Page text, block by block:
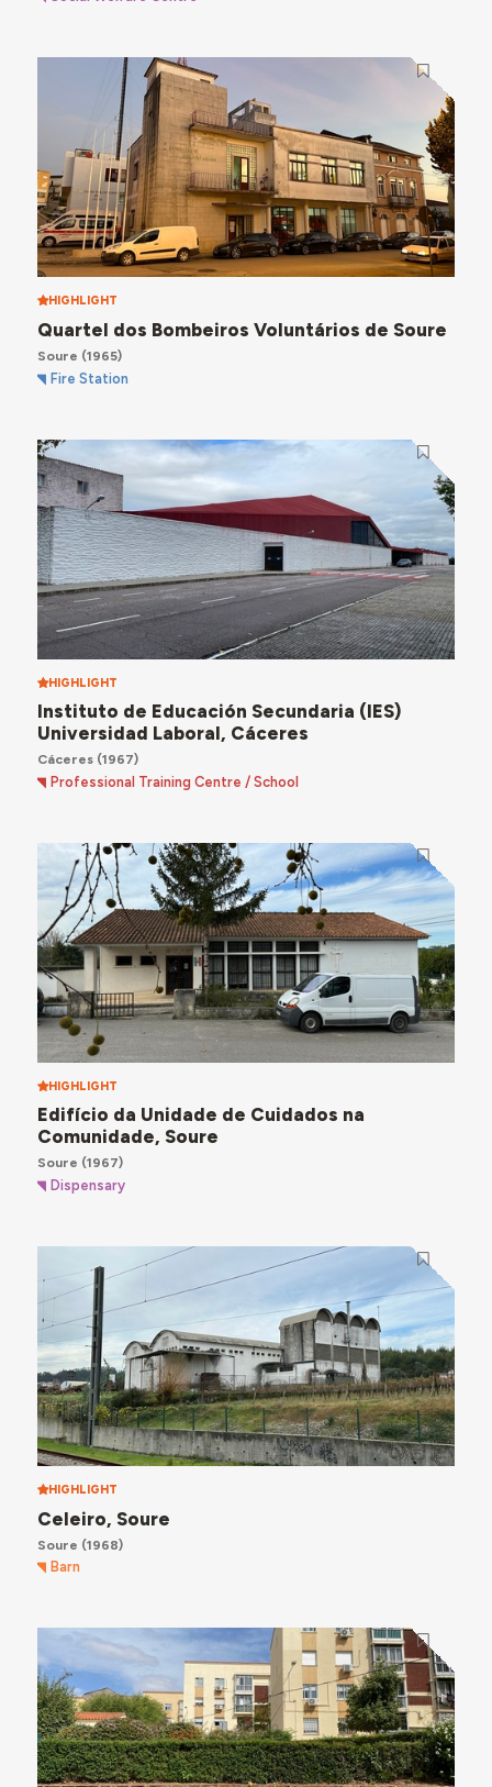
HIGHLIGHT
Quartel dos Bombeiros Voluntários de Soure
Soure (1965)
Fire Station
HIGHLIGHT
Instituto de Educación Secundaria (IES)
Universidad Laboral, Cáceres
Cáceres(1967)
Professional Training Centre / School
HIGHLIGHT
Edifício da Unidade de Cuidados na
Comunidade, Soure
Soure (1967)
Dispensary
HIGHLIGHT
Celeiro, Soure
Soure (1968)
Barn